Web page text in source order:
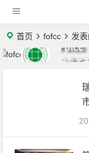
首页 fofcc 发
Fofcc
分享关